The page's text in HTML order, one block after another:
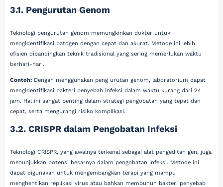
3.1. Pengurutan Genom
Teknologi pengurutan genom memungkinkan dokter untuk
mengidentifikasi patogen dengan cepat dan akurat. Metode ini lebih
efisien dibandingkan teknik tradisional yang sering memerlukan waktu
berhari-hari.
Contoh: Dengan menggunakan peng urutan genom, laboratorium dapat
mengidentifikasi bakteri penyebab infeksi dalam waktu kurang dari 24
jam. Hal ini sangat penting dalam strategi pengobatan yang tepat dan
cepat, serta mengurangi risiko komplikasi.
3.2. CRISPR dalam Pengobatan Infeksi
Teknologi CRISPR, yang awalnya terkenal sebagai alat pengeditan gen, juga
menunjukkan potensi besarnya dalam pengobatan infeksi. Metode ini
dapat digunakan untuk mengembangkan terapi yang mampu
menghentikan replikasi virus atau bahkan membunuh bakteri penyebab